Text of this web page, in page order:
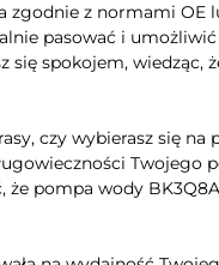
zgodnie z normami
pasować i
się spokojem, wiedząc,
czy wybierasz się
Twojego
że pompa wody